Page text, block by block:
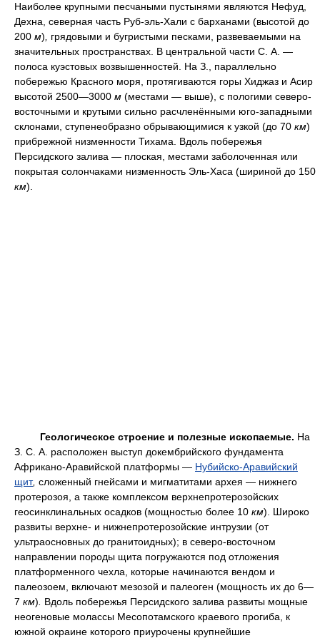
Наиболее крупными песчаными пустынями являются Нефуд,
Дехна, северная часть Руб-эль-Хали с барханами (высотой до
200 м), грядовыми и бугристыми песками, развеваемыми на
значительных пространствах. В центральной части С. А. —
полоса куэстовых возвышенностей. На З., параллельно
побережью Красного моря, протягиваются горы Хиджаз и Асир
высотой 2500—3000 м (местами — выше), с пологими северо-
восточными и крутыми сильно расчленёнными юго-западными
склонами, ступенеобразно обрывающимися к узкой (до 70 км)
прибрежной низменности Тихама. Вдоль побережья
Персидского залива — плоская, местами заболоченная или
покрытая солончаками низменность Эль-Хаса (шириной до 150
км).
Геологическое строение и полезные ископаемые. На
З. С. А. расположен выступ докембрийского фундамента
Африкано-Аравийской платформы — Нубийско-Аравийский
щит, сложенный гнейсами и мигматитами архея — нижнего
протерозоя, а также комплексом верхнепротерозойских
геосинклинальных осадков (мощностью более 10 км). Широко
развиты верхне- и нижнепротерозойские интрузии (от
ультраосновных до гранитоидных); в северо-восточном
направлении породы щита погружаются под отложения
платформенного чехла, которые начинаются вендом и
палеозоем, включают мезозой и палеоген (мощность их до 6—
7 км). Вдоль побережья Персидского залива развиты мощные
неогеновые молассы Месопотамского краевого прогиба, к
южной окраине которого приурочены крупнейшие